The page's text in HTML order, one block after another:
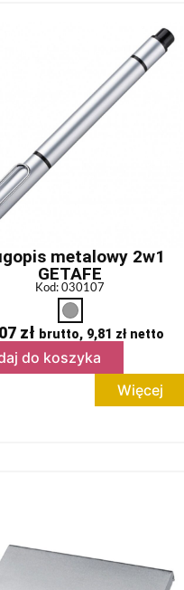
metalowy 2w1
GETAFE
Kod: 030107
zł brutto, 9,81 złnetto
do koszyka
Więcej